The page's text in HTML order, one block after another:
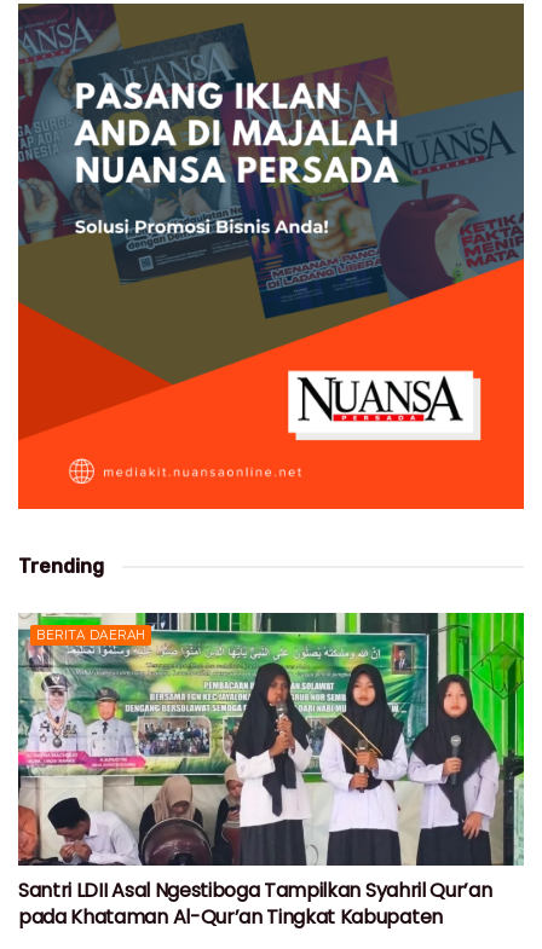
Trending
BERITA DAERAH
Santri LDII Asal Ngestiboga Tampilkan Syahril Qur’an
pada Khataman Al-Qur’an Tingkat Kabupaten